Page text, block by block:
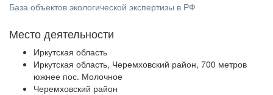
База объектов экологической экспертизы в РФ
Место деятельности
Иркутская область
Иркутская область, Черемховский район, 700 метров
южнее пос. Молочное
Черемховский район